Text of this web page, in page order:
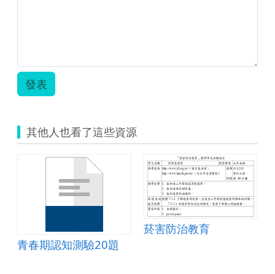
發表
其他人也看了這些資源
青春期認知測驗20題
菸害防治教育